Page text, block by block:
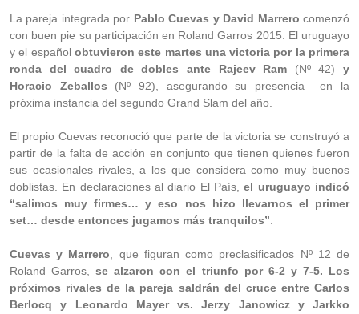
La pareja integrada por Pablo Cuevas y David Marrero comenzó
con buen pie su participación en Roland Garros 2015. El uruguayo
y el español obtuvieron este martes una victoria por la primera
ronda del cuadro de dobles ante Rajeev Ram (Nº 42)y
Horacio Zeballos (Nº 92), asegurando su presencia en la
próxima instancia del segundo Grand Slam del año.
El propio Cuevas reconoció que parte de la victoria se construyó a
partir de la falta de acción en conjunto que tienen quienes fueron
sus ocasionales rivales, a los que considera como muy buenos
doblistas. En declaraciones al diario El País,el uruguayo indicó
“salimos muy firmes… y eso nos hizo llevarnos el primer
set… desde entonces jugamos más tranquilos”
Cuevas y Marrero , que figuran como preclasificados Nº 12 de
Roland Garros,se alzaron con el triunfo por 6-2 y 7-5. Los
próximos rivales de la pareja saldrán del cruce entre Carlos
Berlocq y Leonardo Mayer vs. Jerzy Janowicz y Jarkko